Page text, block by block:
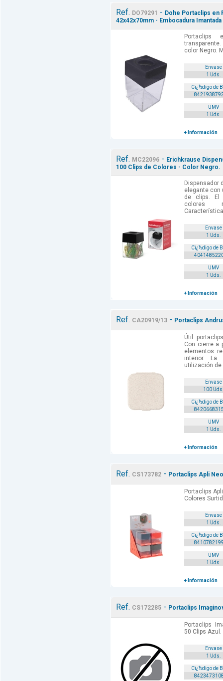
Ref. DO79291 - Dohe Portaclips en
42x42x70mm - Embocadura
Portaclips
color Negro.
Envase
1 Uds.
Cï¿½digo de
UMV
1 Uds.
+ Información
Ref. MC22096 - Erichkrause
100 Clips de Colores - Color Negro.
Dispensador
elegante con
de clips. El
colores
Envase
1 Uds.
Cï¿½digo de
UMV
1 Uds.
+ Información
Ref. CA20919/13 - Portaclips
Útil
Con cierre a
elementos
interior.
utilización de
Envase
100
Cï¿½digo de
UMV
1 Uds.
+ Información
Ref. CS173782 - Portaclips Apli
Portaclips
Colores
Envase
1 Uds.
Cï¿½digo de
UMV
1 Uds.
+ Información
Ref. CS172285 - Portaclips
Portaclips
50 Clips Azul.
Envase
1 Uds.
Cï¿½digo de